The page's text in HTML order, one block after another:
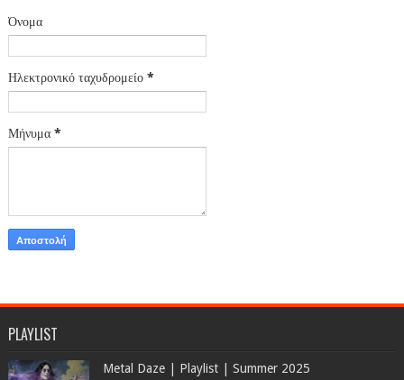
Όνομα
Ηλεκτρονικό ταχυδρομείο *
Μήνυμα *
PLAYLIST
Metal Daze | Playlist | Summer 2025